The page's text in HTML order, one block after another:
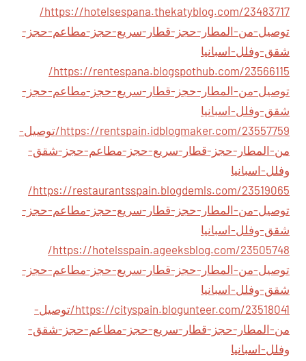
https://hotelsespana.thekatyblog.com/23483717/
توصيل-من-المطار-حجز-قطار-سريع-حجز-مطاعم-حجز-
شقق-وفلل-اسبانيا
https://rentespana.blogspothub.com/23566115/
توصيل-من-المطار-حجز-قطار-سريع-حجز-مطاعم-حجز-
شقق-وفلل-اسبانيا
https://rentspain.idblogmaker.com/23557759/توصيل-
من-المطار-حجز-قطار-سريع-حجز-مطاعم-حجز-شقق-
وفلل-اسبانيا
https://restaurantsspain.blogdemls.com/23519065/
توصيل-من-المطار-حجز-قطار-سريع-حجز-مطاعم-حجز-
شقق-وفلل-اسبانيا
https://hotelsspain.ageeksblog.com/23505748/
توصيل-من-المطار-حجز-قطار-سريع-حجز-مطاعم-حجز-
شقق-وفلل-اسبانيا
https://cityspain.blogunteer.com/23518041/توصيل-
من-المطار-حجز-قطار-سريع-حجز-مطاعم-حجز-شقق-
وفلل-اسبانيا